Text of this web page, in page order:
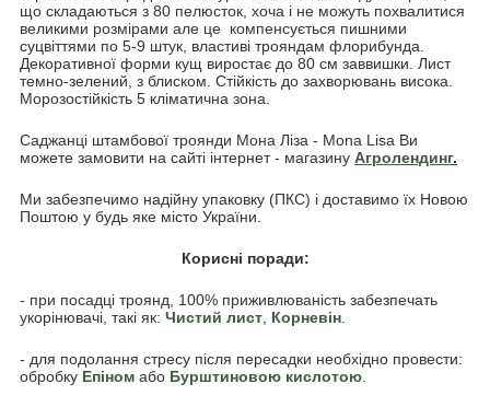
що складаються з 80 пелюсток, хоча і не можуть похвалитися
великими розмірами але це компенсується пишними
суцвіттями по 5-9 штук, властиві трояндам флорибунда.
Декоративної форми кущ виростає до 80 см заввишки. Лист
темно-зелений, з блиском. Стійкість до захворювань висока.
Морозостійкість 5 кліматична зона.
Саджанці штамбової троянди Мона Ліза - Mona Lisa Ви
можете замовити на сайті інтернет - магазину Агролендинг.
Ми забезпечимо надійну упаковку (ПКС) і доставимо їх Новою
Поштою у будь яке місто України.
Корисні поради:
- при посадці троянд, 100% приживлюваність забезпечать
укорінювачі, такі як: Чистий лист Корневін
- для подолання стресу після пересадки необхідно провести:
обробку Епіном або Бурштиновою кислотою